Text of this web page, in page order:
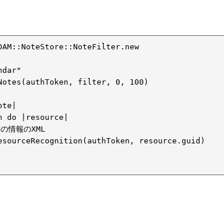
filter, 0, 100)
do |resource|
報のXML
resource.guid)